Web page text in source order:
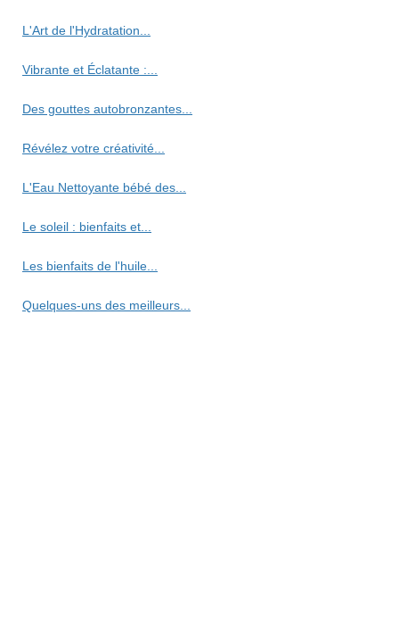
L'Art de l'Hydratation...
Vibrante et Éclatante :...
Des gouttes autobronzantes...
Révélez votre créativité...
L'Eau Nettoyante bébé des...
Le soleil : bienfaits et...
Les bienfaits de l'huile...
Quelques-uns des meilleurs...